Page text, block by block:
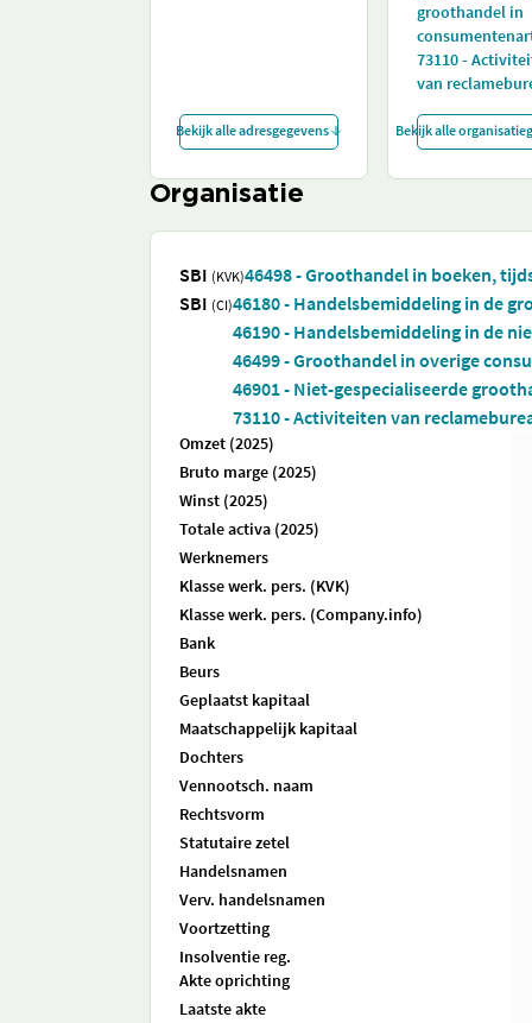
Bekijk alle adresgegevens
groothandel in
73110 -
van
Bekijk alle
Organisatie
SBI (KVK)46498 - Groothandel in boeken,
SBI (CI)46180 - Handelsbemiddeling in de
46190 - Handelsbemiddeling in de
46499 - Groothandel in overige
46901 - Niet-gespecialiseerde
73110 - Activiteiten van
Omzet (2025)
Bruto marge (2025)
Winst (2025)
Totale activa (2025)
Werknemers
Klasse werk. pers. (KVK)
Klasse werk. pers. (Company.info)
Bank
Beurs
Geplaatst kapitaal
Maatschappelijk kapitaal
Dochters
Vennootsch. naam
Rechtsvorm
Statutaire zetel
Handelsnamen
Verv. handelsnamen
Voortzetting
Insolventie reg.
Akte oprichting
Laatste akte